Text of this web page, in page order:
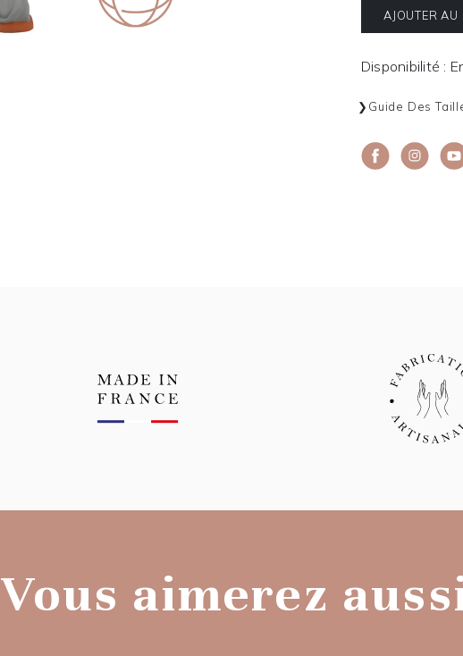
AJOUTER AU
Disponibilité :
Guide Des
Vous aimerez